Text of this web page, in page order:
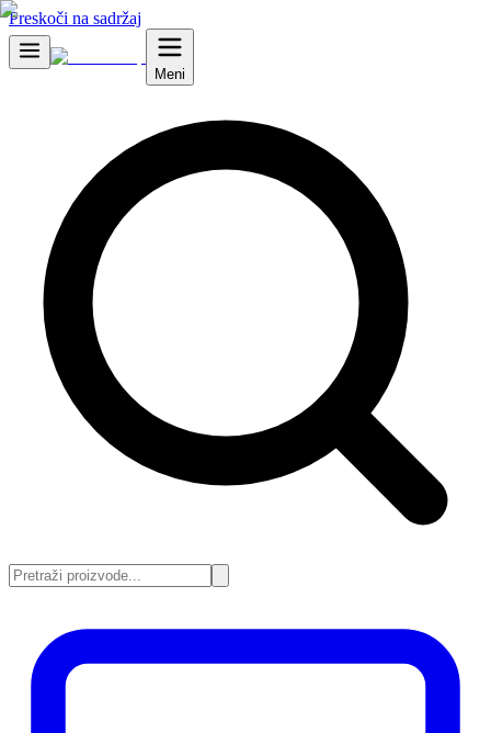
Preskoči na sadržaj
Meni